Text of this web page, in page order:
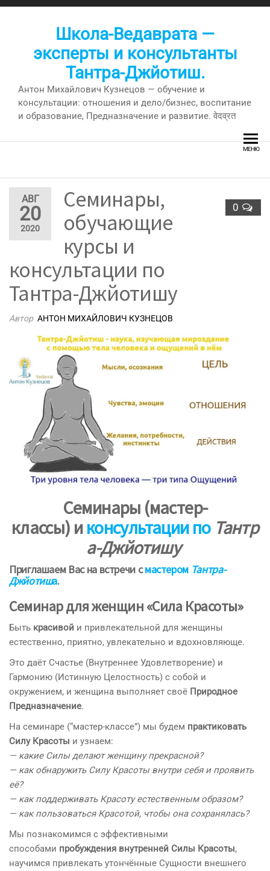
Перейти
Школа-Ведаврата —
эксперты и консультанты
Тантра-Джйотиш.
Антон Михайлович Кузнецов — обучение и
консультации: отношения и дело/бизнес, воспитание
и образование, Предназначение и развитие. वेदव्रत
МЕНЮ
АВГ
20
2020
0
Семинары,
обучающие
курсы и
консультации по
Тантра-Джйотишу
Автор АНТОН МИХАЙЛОВИЧ КУЗНЕЦОВ
Семинары (мастер-
классы) иконсультациипо Тантр
а-Джйотишу
Приглашаем Вас на встречи смастером Тантра-
Джйотиша.
Семинар для женщин «Сила Красоты»
Быть красивой и привлекательной для женщины
естественно, приятно, увлекательно и вдохновляюще.
Это даёт Счастье (Внутреннее Удовлетворение) и
Гармонию (Истинную Целостность) с собой и
окружением, и женщина выполняет своё Природное
Предназначение.
На семинаре (“мастер-классе”) мы будем практиковать
Силу Красоты и узнаем:
— какие Силы делают женщину прекрасной?
— как обнаружить Силу Красоты внутри себя и проявить
её?
— как поддерживать Красоту естественным образом?
— как пользоваться Красотой, чтобы она сохранялась?
Мы познакомимся с эффективными
способами пробуждения внутренней Силы Красоты,
научимся привлекать утончённые Сущности внешнего